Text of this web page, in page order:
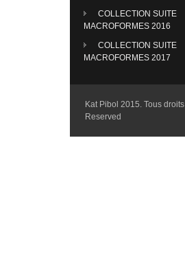
COLLECTION SUITE
MACROFORMES 2016
COLLECTION SUITE
MACROFORMES 2017
Kat Pibol 2015. Tous
Reserved